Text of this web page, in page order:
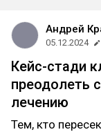
Андрей
05.12.2024
Кейс-стади
преодолеть
лечению
Тем, кто